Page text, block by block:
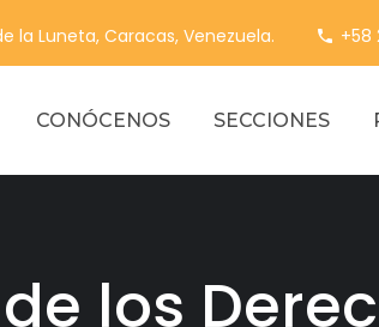
la Luneta, Caracas, Venezuela. +58
CONÓCENOS SECCIONES
los